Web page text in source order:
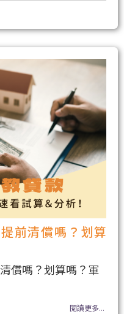
前清償嗎？划算
償嗎？划算嗎？軍
閱讀更多...